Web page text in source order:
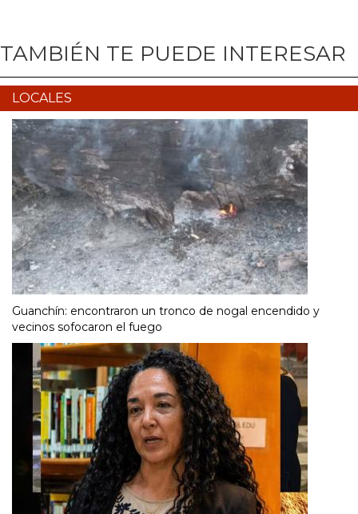
TAMBIÉN TE PUEDE INTERESAR
LOCALES
Guanchín: encontraron un tronco de nogal encendido y
vecinos sofocaron el fuego